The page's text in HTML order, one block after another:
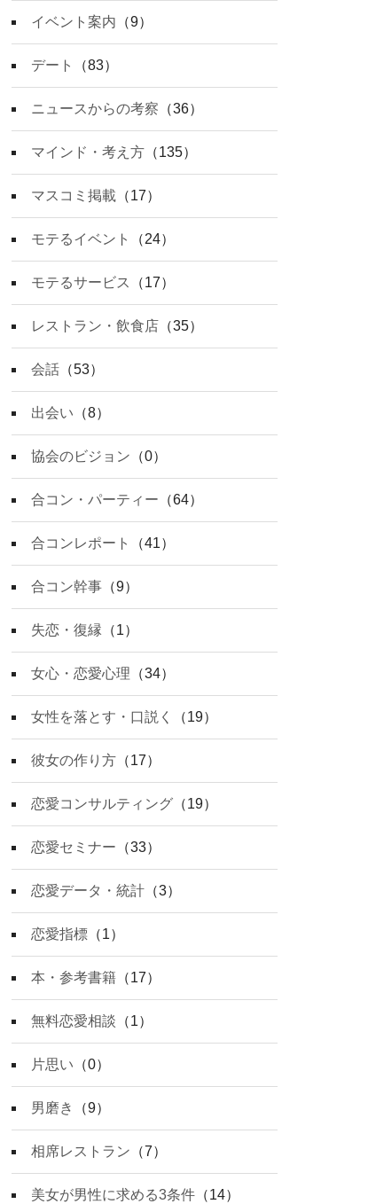
イベント案内 （9）
デート （83）
ニュースからの考察 （36）
マインド・考え方 （135）
マスコミ掲載 （17）
モテるイベント （24）
モテるサービス （17）
レストラン・飲食店 （35）
会話 （53）
出会い （8）
協会のビジョン （0）
合コン・パーティー （64）
合コンレポート （41）
合コン幹事 （9）
失恋・復縁 （1）
女心・恋愛心理 （34）
女性を落とす・口説く （19）
彼女の作り方 （17）
恋愛コンサルティング （19）
恋愛セミナー （33）
恋愛データ・統計 （3）
恋愛指標 （1）
本・参考書籍 （17）
無料恋愛相談 （1）
片思い （0）
男磨き （9）
相席レストラン （7）
美女が男性に求める3条件 （14）